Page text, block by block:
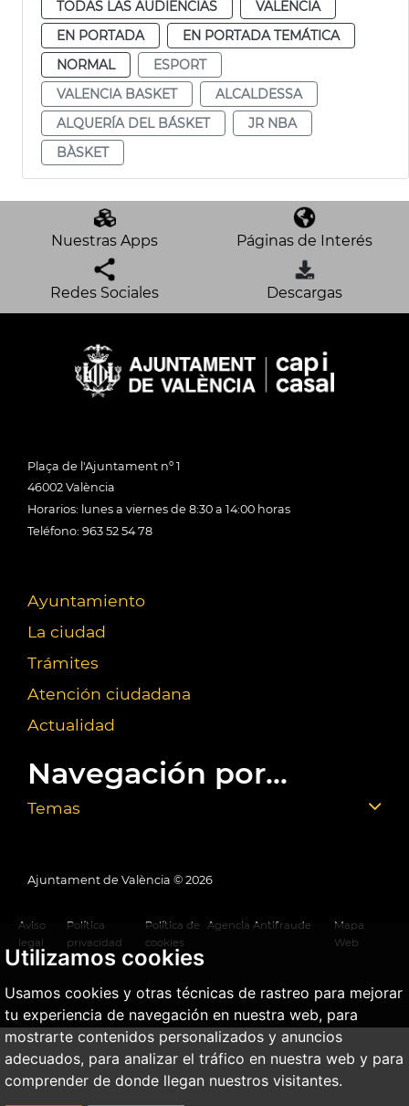
Utilizamos cookies
Usamos cookies y otras técnicas de rastreo para mejorar
tu experiencia de navegación en nuestra web, para
mostrarte contenidos personalizados y anuncios
adecuados, para analizar el tráfico en nuestra web y para
comprender de donde llegan nuestros visitantes.
TODAS LAS AUDIENCIAS
VALENCIA
EN PORTADA
EN PORTADA TEMÁTICA
NORMAL
ESPORT
VALENCIA BASKET
ALCALDESSA
ALQUERÍA DEL BÁSKET
JR NBA
BÀSKET
Nuestras Apps Páginas de Interés
Redes Sociales Descargas
Plaça de l'Ajuntament nº 1
46002 València
Horarios: lunes a viernes de 8:30 a 14:00 horas
Teléfono: 963 52 54 78
Ayuntamiento
La ciudad
Trámites
Atención ciudadana
Actualidad
Navegación por...
Temas
Ajuntament de València © 2026
Aviso
legal
Política
privacidad
Política de
cookies
Agencia Antifraude
Mapa
Web